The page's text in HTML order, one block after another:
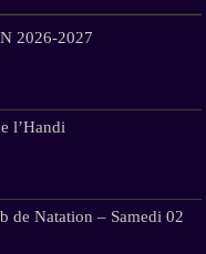
2026-2027
l’Handi
de Natation – Samedi 02